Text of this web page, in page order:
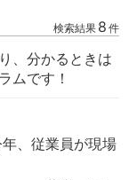
検索結果 8 件
、分かるときは
ムです！
、従業員が現場